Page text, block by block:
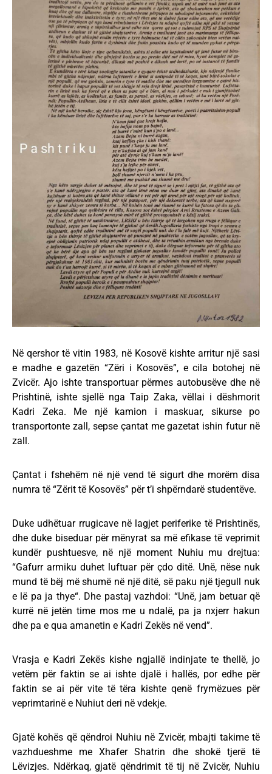
Në qershor të vitin 1983, në Kosovë kishte arritur një sasi
e madhe e gazetën “Zëri i Kosovës”, e cila botohej në
Zvicër. Ajo ishte transportuar përmes autobusëve dhe në
Prishtinë, ishte sjellë nga Taip Zaka, vëllai i dëshmorit
Kadri Zeka. Me një kamion i maskuar, sikurse po
transportonte zall, sepse çantat me gazetat ishin futur në
zall.
Çantat i fshehëm në një vend të sigurt dhe morëm disa
numra të “Zërit të Kosovës” për t’i shpërndarë studentëve.
Duke udhëtuar rrugicave në lagjet periferike të Prishtinës,
dhe duke biseduar për mënyrat sa më efikase të veprimit
kundër pushtuesve, në një moment Nuhiu mu drejtua:
“Gafurr armiku duhet luftuar për çdo ditë. Unë, nëse nuk
mund të bëj më shumë në një ditë, së paku një tjegull nuk
e lë pa ja thye“. Dhe pastaj vazhdoi: “Unë, jam betuar që
kurrë në jetën time mos me u ndalë, pa ja nxjerr hakun
dhe pa e qua amanetin e Kadri Zekës në vend”.
Vrasja e Kadri Zekës kishe ngjallë indinjate te thellë, jo
vetëm për faktin se ai ishte djalë i hallës, por edhe për
faktin se ai për vite të tëra kishte qenë frymëzues për
veprimtarinë e Nuhiut deri në vdekje.
Gjatë kohës që qëndroi Nuhiu në Zvicër, mbajti takime të
vazhdueshme me Xhafer Shatrin dhe shokë tjerë të
Lëvizjes. Ndërkaq, gjatë qëndrimit të tij në Zvicër, Nuhiu